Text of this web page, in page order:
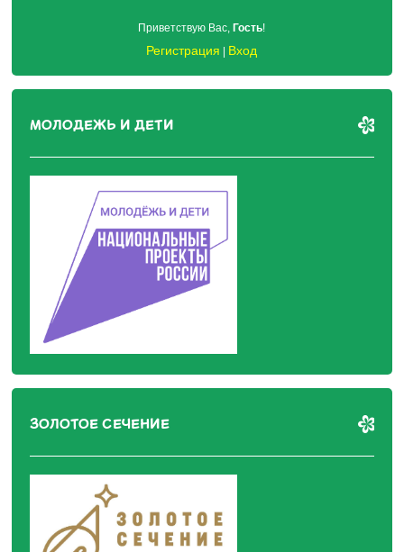
Приветствую Вас, Гость!
Регистрация Вход
МОЛОДЕЖЬ И ДЕТИ
ЗОЛОТОЕ СЕЧЕНИЕ